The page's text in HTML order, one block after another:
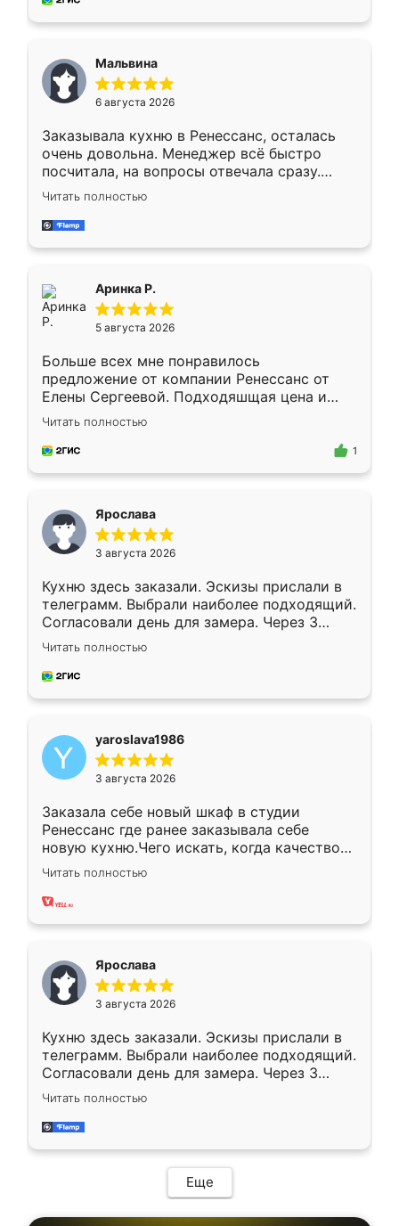
Мальвина
6 августа 2026
Заказывала кухню в Ренессанс, осталась
очень довольна. Менеджер всё быстро
посчитала, на вопросы отвечала сразу.
Замерщик приехал в субботу, подошёл к
делу со всей ответственностью. Собрали
за день, ребята работали аккуратно, даже
Читать полностью
Аринка Р.
5 августа 2026
Больше всех мне понравилось
предложение от компании Ренессанс от
Елены Сергеевой. Подходяшщая цена и
короткие сроки изготовления. Приехавший
для замера сотрудник Владислав
предложил по моему эскизу самый
Читать полностью
1
Ярослава
3 августа 2026
Кухню здесь заказали. Эскизы прислали в
телеграмм. Выбрали наиболее подходящий.
Согласовали день для замера. Через 3
недели кухня была уже готова. Остались
довольны работой. Спасибо Ренессанс
мебель за качественную работу!
Читать полностью
yaroslava1986
3 августа 2026
Заказала себе новый шкаф в студии
Ренессанс где ранее заказывала себе
новую кухню.Чего искать, когда качеством
вполне довольна. Служит кухня уже почти
два года, нареканий нет.
Читать полностью
Ярослава
3 августа 2026
Кухню здесь заказали. Эскизы прислали в
телеграмм. Выбрали наиболее подходящий.
Согласовали день для замера. Через 3
недели кухня была уже готова. Остались
довольны работой. Спасибо Ренессанс
мебель за качественную работу!
Читать полностью
Еще